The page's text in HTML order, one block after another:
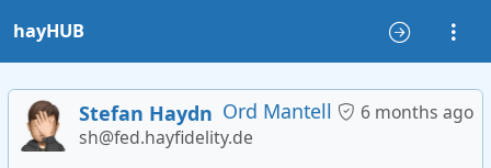
hayHUB
Ord Mantell 6 months ago
Stefan Haydn
sh@fed.hayfidelity.de